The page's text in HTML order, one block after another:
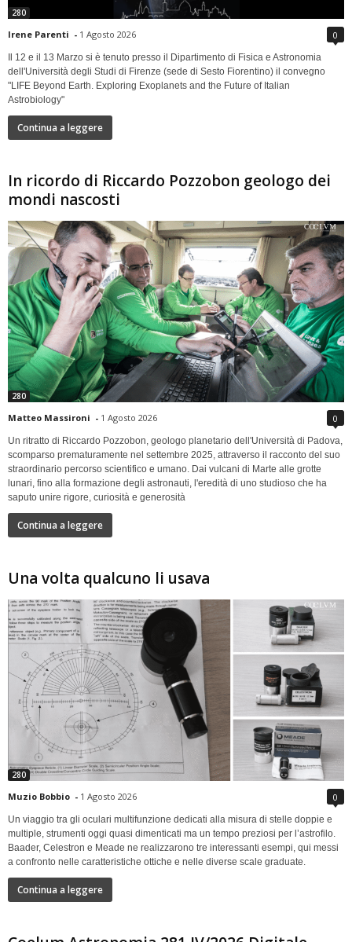
280
Irene Parenti - 1 Agosto 2026 0
Il 12 e il 13 Marzo si è tenuto presso il Dipartimento di Fisica e Astronomia
dell'Università degli Studi di Firenze (sede di Sesto Fiorentino) il convegno
"LIFE Beyond Earth. Exploring Exoplanets and the Future of Italian
Astrobiology"
Continua a leggere
In ricordo di Riccardo Pozzobon geologo dei
mondi nascosti
280
Matteo Massironi - 1 Agosto 2026 0
Un ritratto di Riccardo Pozzobon, geologo planetario dell'Università di Padova,
scomparso prematuramente nel settembre 2025, attraverso il racconto del suo
straordinario percorso scientifico e umano. Dai vulcani di Marte alle grotte
lunari, fino alla formazione degli astronauti, l'eredità di uno studioso che ha
saputo unire rigore, curiosità e generosità
Continua a leggere
Una volta qualcuno li usava
280
Muzio Bobbio - 1 Agosto 2026 0
Un viaggio tra gli oculari multifunzione dedicati alla misura di stelle doppie e
multiple, strumenti oggi quasi dimenticati ma un tempo preziosi per l’astrofilo.
Baader, Celestron e Meade ne realizzarono tre interessanti esempi, qui messi
a confronto nelle caratteristiche ottiche e nelle diverse scale graduate.
Continua a leggere